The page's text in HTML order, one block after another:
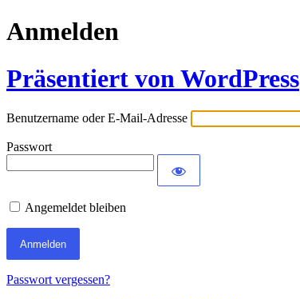
Anmelden
Präsentiert von WordPress
Benutzername oder E-Mail-Adresse
Passwort
Angemeldet bleiben
Passwort vergessen?